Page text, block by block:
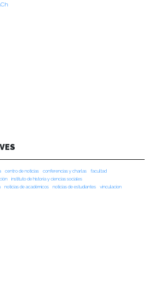
centro de noticias conferencias y charlas
facultad
instituto de historia y ciencias sociales
noticias de académicos noticias de estudiantes
vinculacion